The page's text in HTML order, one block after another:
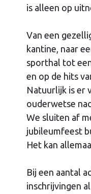
is alleen op
Van een
kantine, naar
sporthal tot
en op de hits
Natuurlijk is er
ouderwetse
We sluiten af
jubileumfeest
Het kan
Bij een aantal
inschrijvingen